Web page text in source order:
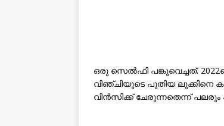
ഒരു സെൽഫി പങ്കുവെച്ചത്.
വിഞ്ചിയുടെ പുതിയ ലുക്കിനെ
വിൻസിക്ക് ചേരുന്നതെന്ന് പലരും